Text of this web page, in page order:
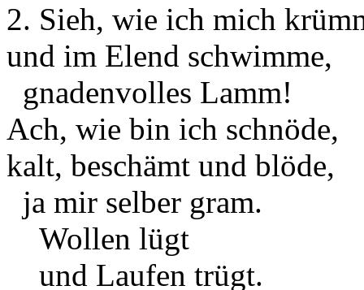
2. Sieh, wie ich mich
und im Elend schwimme,
gnadenvolles Lamm!
Ach, wie bin ich schnöde,
kalt, beschämt und blöde,
ja mir selber gram.
Wollen lügt
und Laufen trügt.